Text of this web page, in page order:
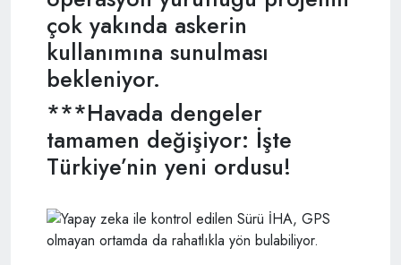
çok yakında askerin
kullanımına sunulması
bekleniyor.
***Havada dengeler
tamamen değişiyor: İşte
Türkiye’nin yeni ordusu!